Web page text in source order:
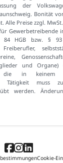
der
Bonität
Alle Preise zzgl.
Gewerbetreibende
84 HGB bzw. § 93
Freiberufler,
und
die in keinem
Tätigkeit muss
werden.
Cookie-